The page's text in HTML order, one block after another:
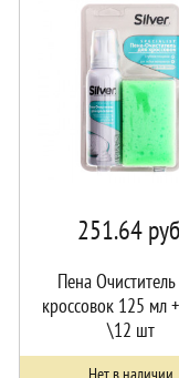
251.64
Пена
кроссовок 125 мл
\12 шт